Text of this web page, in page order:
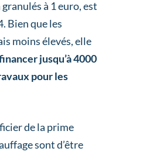
à 1 euro, est
Bien que les
moins élevés, elle
jusqu’à 4000
pour les
de la prime
sont d’être